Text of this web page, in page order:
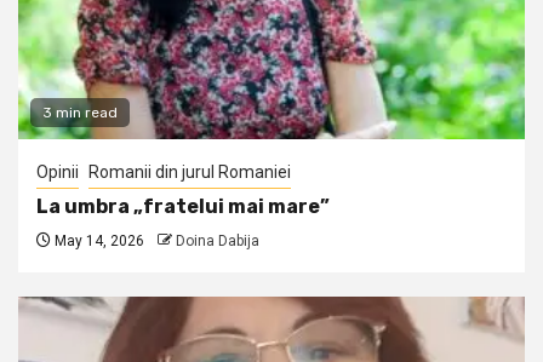
3 min read
Opinii Romanii din jurul Romaniei
La umbra „fratelui mai mare”
May 14, 2026 Doina Dabija